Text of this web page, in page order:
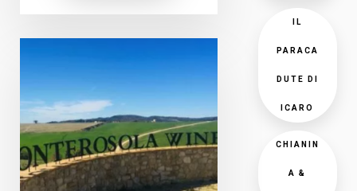
IL
PARACA
DUTE DI
ICARO
CHIANIN
A &